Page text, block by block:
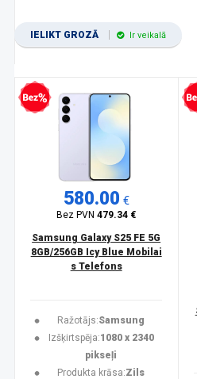
IELIKT GROZĀ Ir veikalā
kredīts
580.00 €
Bez PVN479.34 €
Samsung Galaxy S25 FE 5G
8GB/256GB Icy Blue Mobilai
s Telefons
Ražotājs:Samsung
Izšķirtspēja:1080 x 2340
pikseļi
Produkta krāsa:Zils